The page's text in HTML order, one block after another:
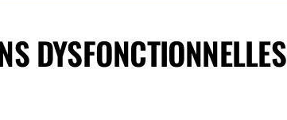
DYSFONCTIONNELLES